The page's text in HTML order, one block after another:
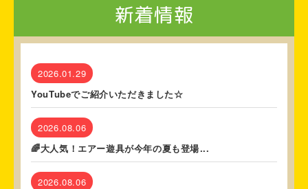
新着情報
2026.01.29
YouTubeでご紹介いただきました☆
2026.08.06
🌈大人気！エアー遊具が今年の夏も登場...
2026.08.06